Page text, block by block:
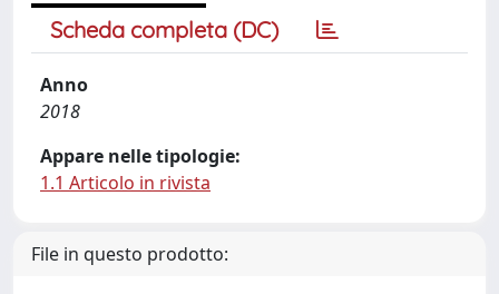
Scheda completa (DC)
Anno
2018
Appare nelle tipologie:
1.1 Articolo in rivista
File in questo prodotto: